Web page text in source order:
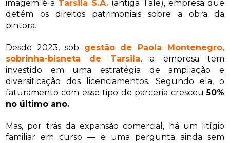
imagem é a Tarsila S.A. (antiga Tale), empresa que
detém os direitos patrimoniais sobre a obra da
pintora.
Desde 2023, sob gestão de Paola Montenegro,
sobrinha-bisneta de Tarsila, a empresa tem
investido em uma estratégia de ampliação e
diversificação dos licenciamentos. Segundo ela, o
faturamento com esse tipo de parceria cresceu50%
no último ano.
Mas, por trás da expansão comercial, há um litígio
familiar em curso — e uma pergunta ainda sem